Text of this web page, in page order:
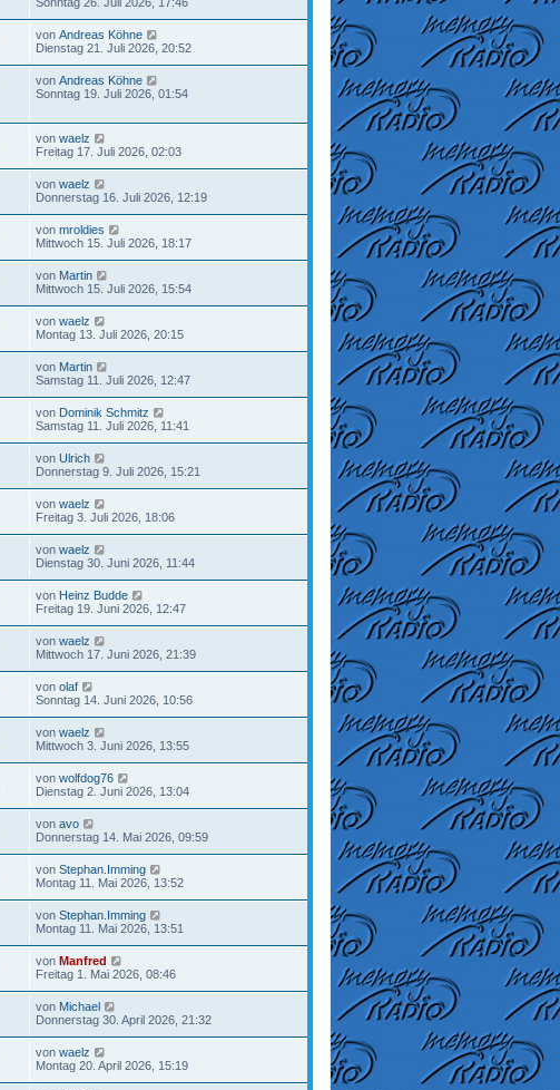
von Andreas Köhne
Dienstag 21. Juli 2026, 20:52
von Andreas Köhne
Sonntag 19. Juli 2026, 01:54
von waelz
Freitag 17. Juli 2026, 02:03
von waelz
Donnerstag 16. Juli 2026, 12:19
von mroldies
Mittwoch 15. Juli 2026, 18:17
von Martin
Mittwoch 15. Juli 2026, 15:54
von waelz
Montag 13. Juli 2026, 20:15
von Martin
Samstag 11. Juli 2026, 12:47
von Dominik Schmitz
Samstag 11. Juli 2026, 11:41
von Ulrich
Donnerstag 9. Juli 2026, 15:21
von waelz
Freitag 3. Juli 2026, 18:06
von waelz
Dienstag 30. Juni 2026, 11:44
von Heinz Budde
Freitag 19. Juni 2026, 12:47
von waelz
Mittwoch 17. Juni 2026, 21:39
von olaf
Sonntag 14. Juni 2026, 10:56
von waelz
Mittwoch 3. Juni 2026, 13:55
von wolfdog76
Dienstag 2. Juni 2026, 13:04
von avo
Donnerstag 14. Mai 2026, 09:59
von Stephan.Imming
Montag 11. Mai 2026, 13:52
von Stephan.Imming
Montag 11. Mai 2026, 13:51
von Manfred
Freitag 1. Mai 2026, 08:46
von Michael
Donnerstag 30. April 2026, 21:32
von waelz
Montag 20. April 2026, 15:19